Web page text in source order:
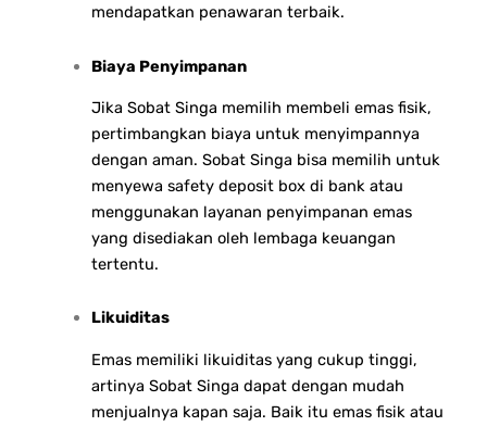
mendapatkan penawaran terbaik.
Biaya Penyimpanan
Jika Sobat Singa memilih membeli emas fisik,
pertimbangkan biaya untuk menyimpannya
dengan aman. Sobat Singa bisa memilih untuk
menyewa safety deposit box di bank atau
menggunakan layanan penyimpanan emas
yang disediakan oleh lembaga keuangan
tertentu.
Likuiditas
Emas memiliki likuiditas yang cukup tinggi,
artinya Sobat Singa dapat dengan mudah
menjualnya kapan saja. Baik itu emas fisik atau